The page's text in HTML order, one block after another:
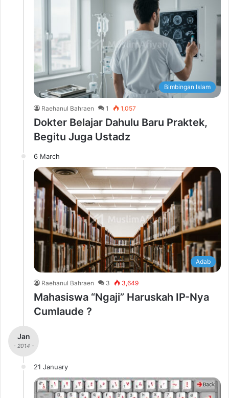
Bimbingan Islam
Raehanul Bahraen 1 1,057
Dokter Belajar Dahulu Baru Praktek,
Begitu Juga Ustadz
6 March
Adab
Raehanul Bahraen 3 3,649
Mahasiswa “Ngaji” Haruskah IP-Nya
Cumlaude ?
Jan
- 2014 -
21 January